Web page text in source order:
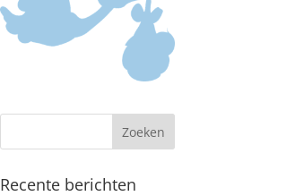
Recente berichten